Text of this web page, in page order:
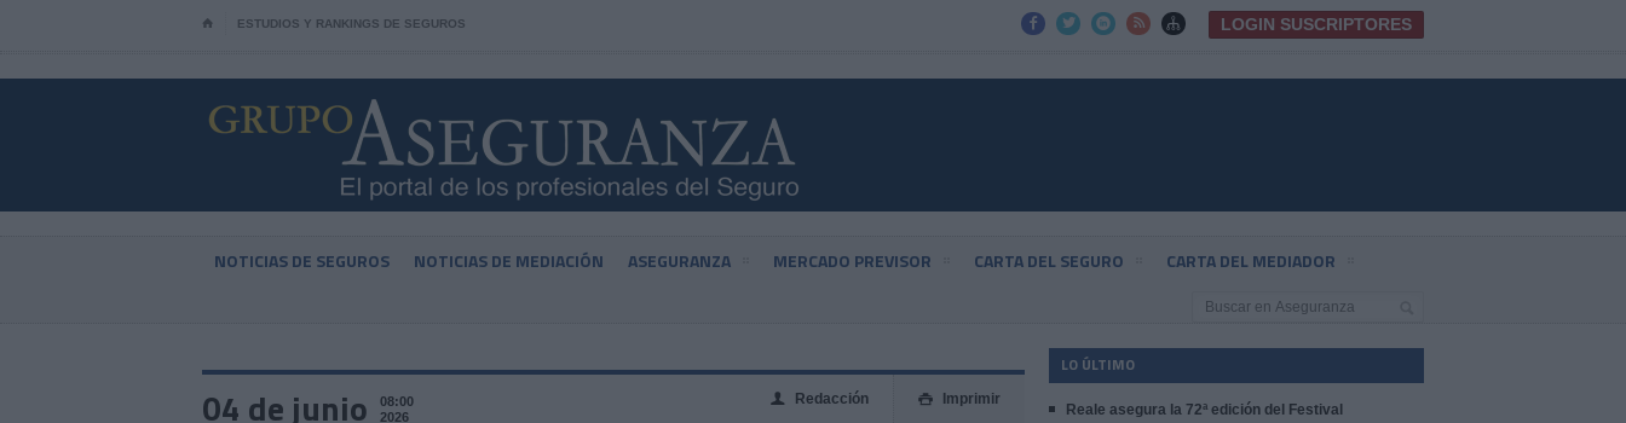
⌂ ESTUDIOS Y RANKINGS DE SEGUROS      LOGIN SUSCRIPTORES
NOTICIAS DE SEGUROS NOTICIAS DE MEDIACIÓN ASEGURANZA MERCADO PREVISOR CARTA DEL SEGURO CARTA DEL MEDIADOR
04 de junio
08:00
2026
 Imprimir
👤 Redacción
LO ÚLTIMO
Reale asegura la 72ª edición del Festival